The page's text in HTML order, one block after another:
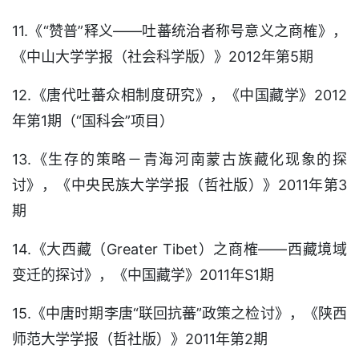
11.《“赞普”释义——吐蕃统治者称号意义之商榷》，
《中山大学学报（社会科学版）》2012年第5期
12.《唐代吐蕃众相制度研究》，《中国藏学》2012
年第1期（“国科会”项目）
13.《生存的策略－青海河南蒙古族藏化现象的探
讨》，《中央民族大学学报（哲社版）》2011年第3
期
14.《大西藏（Greater Tibet）之商榷——西藏境域
变迁的探讨》，《中国藏学》2011年S1期
15.《中唐时期李唐“联回抗蕃”政策之检讨》，《陕西
师范大学学报（哲社版）》2011年第2期